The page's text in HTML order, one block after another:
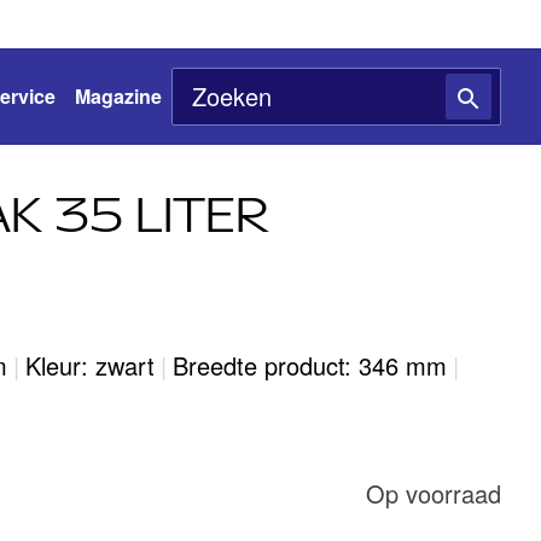
Magazine
35 LITER
| Kleur: zwart | Breedte product: 346 mm |
Op voorraad